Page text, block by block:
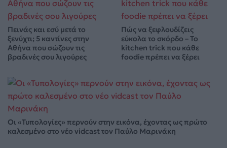
Πεινάς και εσύ μετά το
ξενύχτι; 5 καντίνες στην
Αθήνα που σώζουν τις
βραδινές σου λιγούρες
Πώς να ξεφλουδίζεις
εύκολα το σκόρδο – Το
kitchen trick που κάθε
foodie πρέπει να ξέρει
Οι «Τυπολογίες» περνούν στην εικόνα, έχοντας ως πρώτο
καλεσμένο στο νέο vidcast τον Παύλο Μαρινάκη